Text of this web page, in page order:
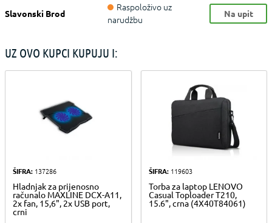
Slavonski Brod
Raspoloživo uz
narudžbu
Na upit
UZ OVO KUPCI KUPUJU I:
ŠIFRA: 137286
Hladnjak za prijenosno
računalo MAXLINE DCX-A11,
2x fan, 15,6", 2x USB port,
crni
ŠIFRA:119603
Torba za laptop LENOVO
Casual Toploader T210,
15.6", crna (4X40T84061)